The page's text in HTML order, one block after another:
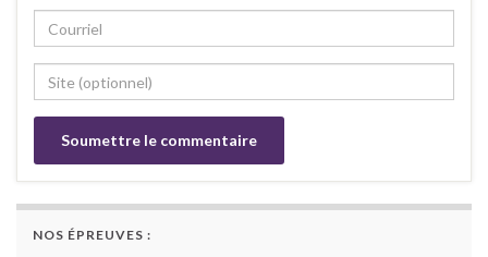
NOS ÉPREUVES :